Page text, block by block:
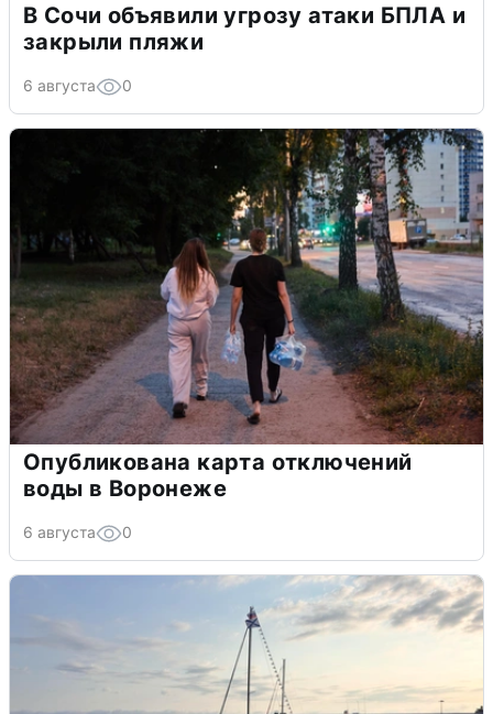
В Сочи объявили угрозу атаки БПЛА и
закрыли пляжи
6 августа 0
Опубликована карта отключений
воды в Воронеже
6 августа 0